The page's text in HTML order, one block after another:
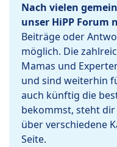
Nach vielen
unser HiPP Forum
Beiträge oder
möglich. Die
Mamas und
und sind weiterhin
auch künftig die
bekommst, steht
über verschiedene
Seite.